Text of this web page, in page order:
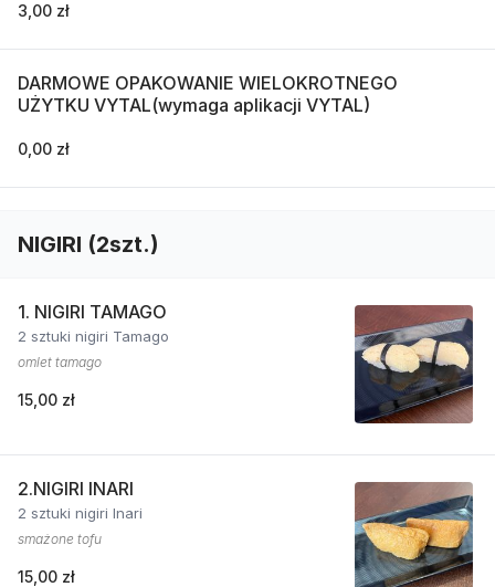
3,00 zł
DARMOWE OPAKOWANIE WIELOKROTNEGO
UŻYTKU VYTAL(wymaga aplikacji VYTAL)
0,00 zł
NIGIRI (2szt.)
1. NIGIRI TAMAGO
2 sztuki nigiri Tamago
omlet tamago
15,00 zł
2.NIGIRI INARI
2 sztuki nigiri Inari
smażone tofu
15,00 zł